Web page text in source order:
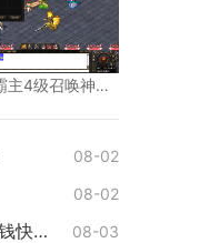
传奇霸主4级召唤神兽多少钱
08-02
08-02
热血传奇手游哪个职业赚钱快一点 08-03